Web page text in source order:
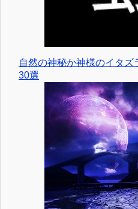
自然の神秘か神様のイタズ
30選